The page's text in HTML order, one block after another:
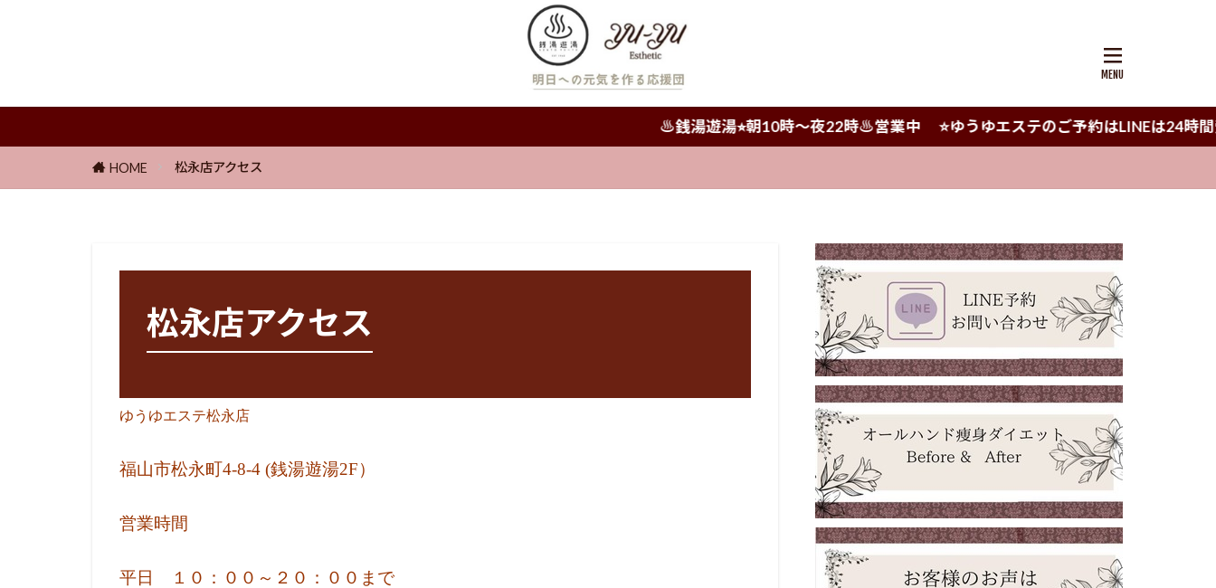
♨️銭湯遊湯⭐︎朝10時〜夜22時♨️営業中 ⭐️ゆうゆエステのご予約はLINEは24時間受付
HOME 松永店アクセス
松永店アクセス
ゆうゆエステ松永店
福山市松永町4-8-4 (銭湯遊湯2F）
営業時間
平日 １０：００～２０：００まで